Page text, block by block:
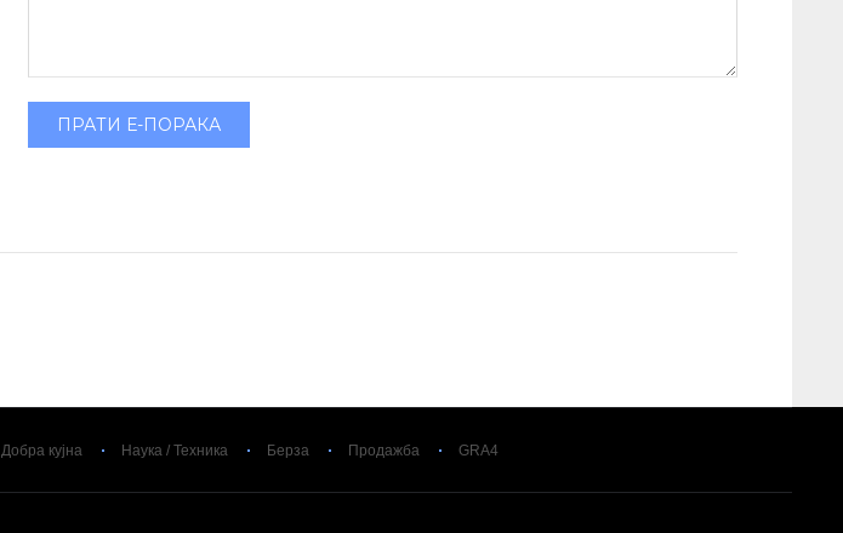
ПРАТИ Е-ПОРАКА
Добра кујна Наука / Техника Берза Продажба GRA4